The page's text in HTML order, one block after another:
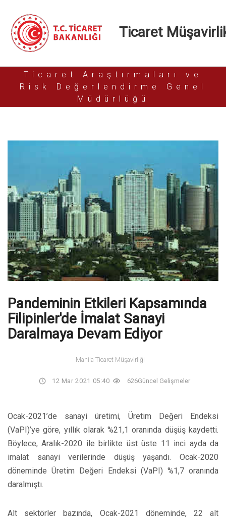
Ticaret
Ticaret Araştırmaları ve
Risk Değerlendirme Genel
Müdürlüğü
Pandeminin Etkileri Kapsamında
Filipinler'de İmalat Sanayi
Daralmaya Devam Ediyor
Manila Ticaret Müşavirliği
12 Mar 2021 05:40 626Güncel Gelişmeler
Ocak-2021’de sanayi üretimi, Üretim Değeri Endeksi
(VaPI)’ye göre, yıllık olarak %21,1 oranında düşüş kaydetti.
Böylece, Aralık-2020 ile birlikte üst üste 11 inci ayda da
imalat sanayi verilerinde düşüş yaşandı. Ocak-2020
döneminde Üretim Değeri Endeksi (VaPI) %1,7 oranında
daralmıştı.
Alt sektörler bazında, Ocak-2021 döneminde, 22 alt